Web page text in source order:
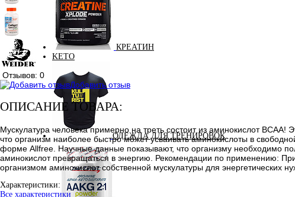
КРЕАТИН
KETO
ОДЕЖДА ДЛЯ ТРЕНИРОВОК
Отзывов: 0
Добавить отзыв
ОПИСАНИЕ ТОВАРА:
Мускулатура человека примерно на треть состоит из аминокислот
что организм наиболее быстро может усваивать аминокислоты в
форме Allfree. Научные данные показывают, что организму необходимо
аминокислот превращаться в энергию. Рекомендации по применению:
организмом аминокислот собственной мускулатуры для энергетических
Характеристики:
Все характеристики